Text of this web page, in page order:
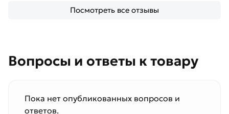
Посмотреть все отзывы
Вопросы и ответы к товару
Пока нет опубликованных вопросов и
ответов.